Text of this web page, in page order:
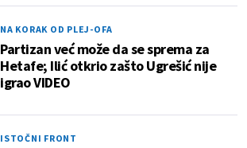
NA KORAK OD PLEJ-OFA
Partizan već može da se sprema za
Hetafe; Ilić otkrio zašto Ugrešić nije
igrao VIDEO
ISTOČNI FRONT